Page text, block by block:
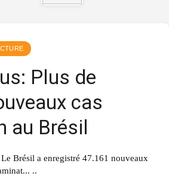
Plus de
cas
au Brésil
Brésil a enregistré 47.161 nouveaux
..